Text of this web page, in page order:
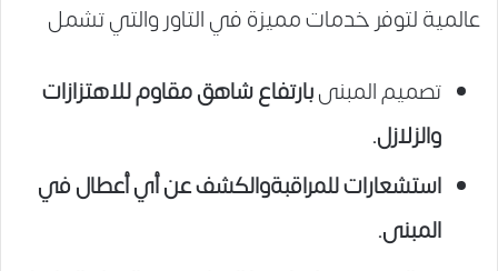
عالمية لتوفر خدمات مميزة في التاور والتي تشمل
تصميم المبنىبارتفاع شاهق مقاوم للاهتزازات
والزلازل.
استشعارات للمراقبةوالكشف عن أي أعطال في
المبنى.